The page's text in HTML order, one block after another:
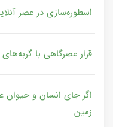
اسطوره‌سازی در عصر
قرار عصرگاهی با گربه‌های
اگر جای انسان و حیوان
زمین